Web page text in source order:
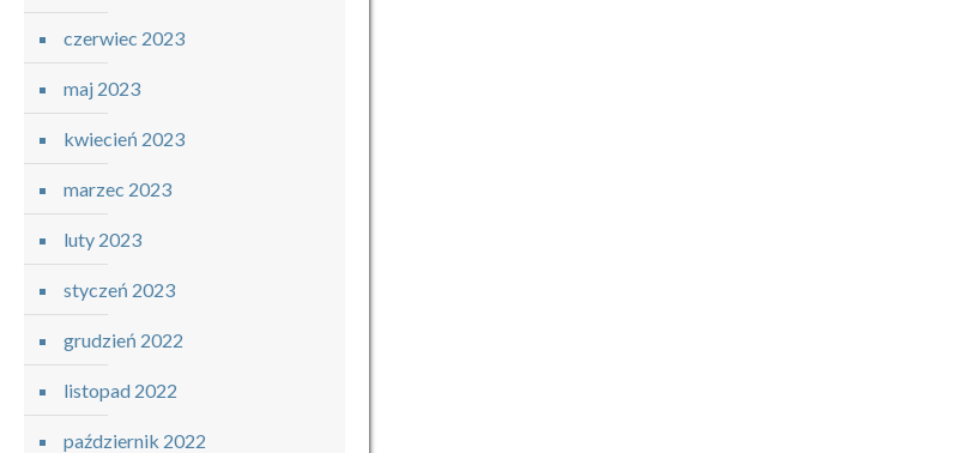
czerwiec 2023
maj 2023
kwiecień 2023
marzec 2023
luty 2023
styczeń 2023
grudzień 2022
listopad 2022
październik 2022